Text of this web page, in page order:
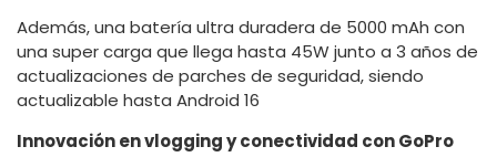
Además, una batería ultra duradera de 5000 mAh con
una super carga que llega hasta 45W junto a 3 años de
actualizaciones de parches de seguridad, siendo
actualizable hasta Android 16
Innovación en vlogging y conectividad con GoPro